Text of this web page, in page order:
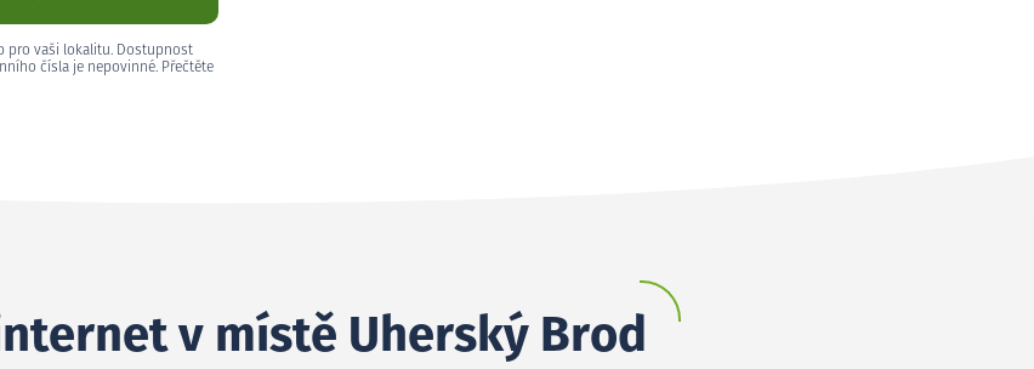
pro vaši lokalitu. Dostupnost
čísla je nepovinné. Přečtěte
v místě Uherský Brod